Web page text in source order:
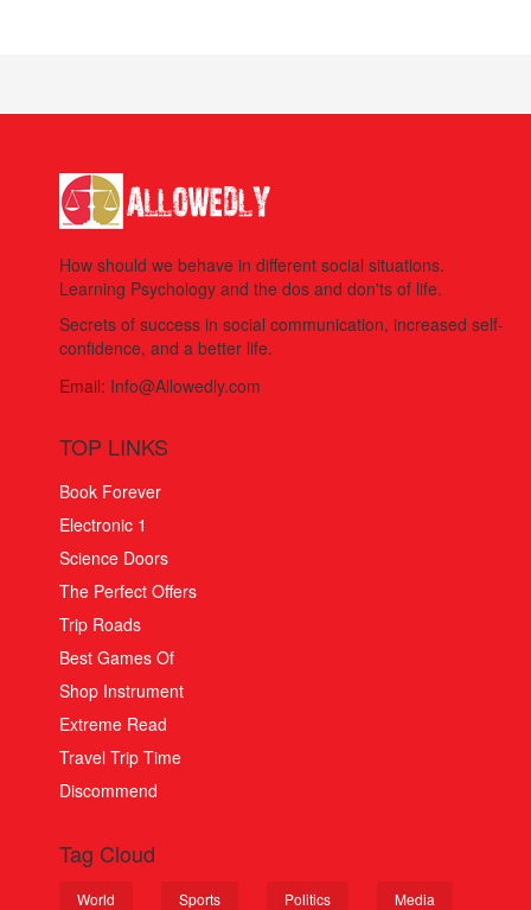
How should we behave in different social situations.
Learning Psychology and the dos and don'ts of life.
Secrets of success in social communication, increased self-
confidence, and a better life.
Email: Info@Allowedly.com
TOP LINKS
Book Forever
Electronic 1
Science Doors
The Perfect Offers
Trip Roads
Best Games Of
Shop Instrument
Extreme Read
Travel Trip Time
Discommend
Tag Cloud
World Sports Politics Media